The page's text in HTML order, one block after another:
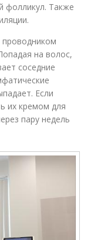
фолликул. Также
на волос,
соседние
Если
их кремом для
пару недель